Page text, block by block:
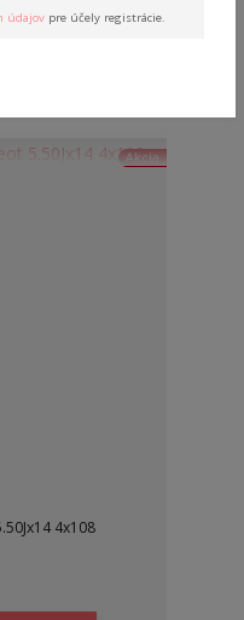
Akcia
4x108
údajovpre účely registrácie.